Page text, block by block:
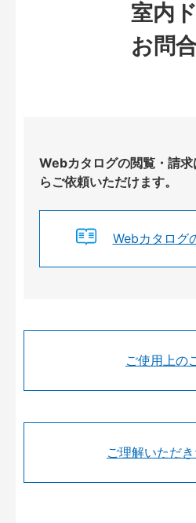
室内
お問
Webカタログの閲覧・請
らご依頼いただけます。
Webカタログ
ご使用上の
ご理解いただ